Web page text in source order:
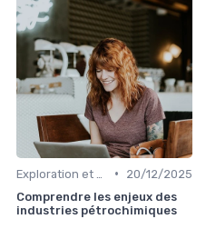
•
20/12/2025
Comprendre les enjeux des
industries pétrochimiques